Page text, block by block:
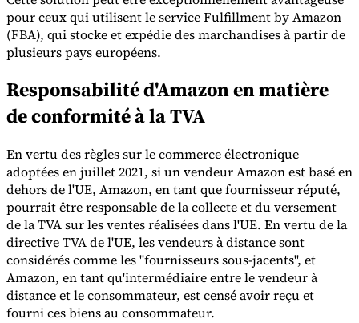
pour ceux qui utilisent le service Fulfillment by Amazon
(FBA), qui stocke et expédie des marchandises à partir de
plusieurs pays européens.
Responsabilité d'Amazon en matière
de conformité à la TVA
En vertu des règles sur le commerce électronique
adoptées en juillet 2021, si un vendeur Amazon est basé en
dehors de l'UE, Amazon, en tant que fournisseur réputé,
pourrait être responsable de la collecte et du versement
de la TVA sur les ventes réalisées dans l'UE. En vertu de la
directive TVA de l'UE, les vendeurs à distance sont
considérés comme les "fournisseurs sous-jacents", et
Amazon, en tant qu'intermédiaire entre le vendeur à
distance et le consommateur, est censé avoir reçu et
fourni ces biens au consommateur.